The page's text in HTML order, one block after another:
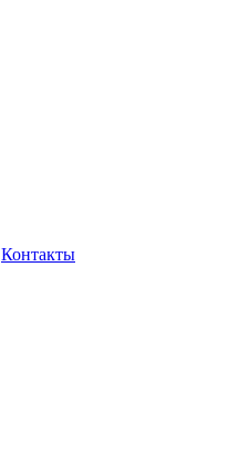
Контакты